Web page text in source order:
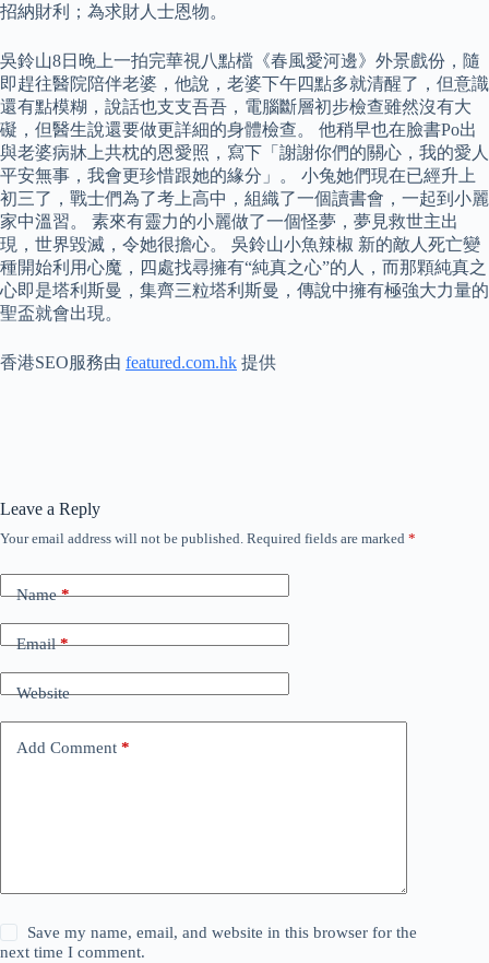
招納財利；為求財人士恩物。
吳鈴山8日晚上一拍完華視八點檔《春風愛河邊》外景戲份，隨
即趕往醫院陪伴老婆，他說，老婆下午四點多就清醒了，但意識
還有點模糊，說話也支支吾吾，電腦斷層初步檢查雖然沒有大
礙，但醫生說還要做更詳細的身體檢查。 他稍早也在臉書Po出
與老婆病牀上共枕的恩愛照，寫下「謝謝你們的關心，我的愛人
平安無事，我會更珍惜跟她的緣分」。 小兔她們現在已經升上
初三了，戰士們為了考上高中，組織了一個讀書會，一起到小麗
家中溫習。 素來有靈力的小麗做了一個怪夢，夢見救世主出
現，世界毀滅，令她很擔心。 吳鈴山小魚辣椒 新的敵人死亡變
種開始利用心魔，四處找尋擁有“純真之心”的人，而那顆純真之
心即是塔利斯曼，集齊三粒塔利斯曼，傳說中擁有極強大力量的
聖盃就會出現。
香港SEO服務由 featured.com.hk 提供
Leave a Reply
Your email address will not be published. Required fields are marked *
Name*
Email*
Website
Add Comment *
Save my name, email, and website in this browser for the
next time I comment.